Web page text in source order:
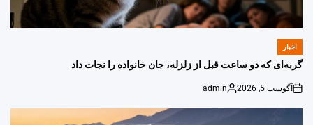
POSTED
IN
اخبار
گربه‌ای که دو ساعت قبل از زلزله، جان خانواده را نجات داد
on
آگوست 5, 2026
Posted
admin